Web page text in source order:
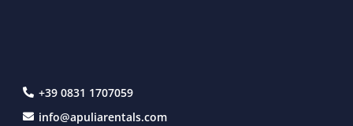
+39 0831 1707059
info@apuliarentals.com